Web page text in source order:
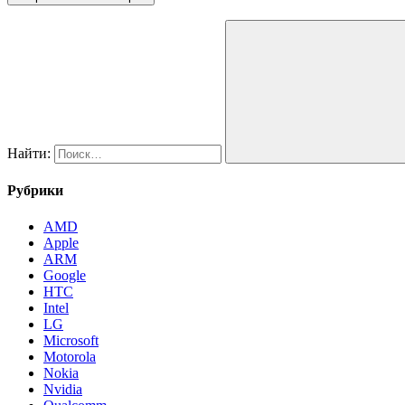
Найти:
Рубрики
AMD
Apple
ARM
Google
HTC
Intel
LG
Microsoft
Motorola
Nokia
Nvidia